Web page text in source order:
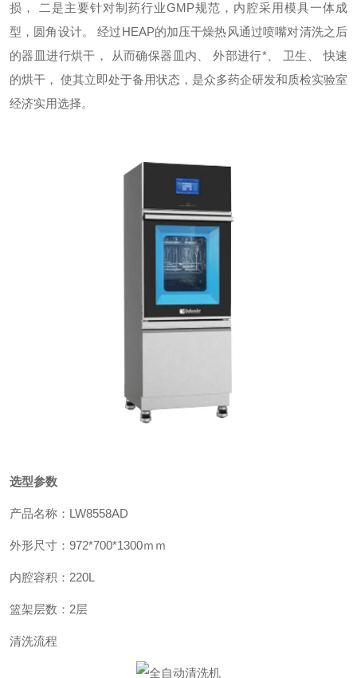
损， 二是主要针对制药行业GMP规范，内腔采用模具一体成
型， 圆角设计。 经过HEAP的加压干燥热风通过喷嘴对清洗之后
的器皿进行烘干， 从而确保器皿内、 外部进行*、 卫生、 快速
的烘干， 使其立即处于备用状态，是众多药企研发和质检实验室
经济实用选择。
选型参数
产品名称： LW8558AD
外形尺寸： 972*700*1300ｍｍ
内腔容积： 220L
篮架层数： 2层
清洗流程